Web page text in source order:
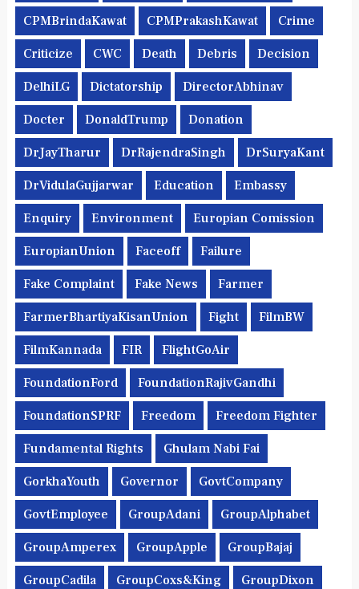
CPMBrindaKawat CPMPrakashKawat Crime
Criticize CWC Death Debris Decision
DelhiLG Dictatorship DirectorAbhinav
Docter DonaldTrump Donation
DrJayTharur DrRajendraSingh DrSuryaKant
DrVidulaGujjarwar Education Embassy
Enquiry Environment Europian Comission
EuropianUnion Faceoff Failure
Fake Complaint Fake News Farmer
FarmerBhartiyaKisanUnion Fight FilmBW
FilmKannada FIR FlightGoAir
FoundationFord FoundationRajivGandhi
FoundationSPRF Freedom Freedom Fighter
Fundamental Rights Ghulam Nabi Fai
GorkhaYouth Governor GovtCompany
GovtEmployee GroupAdani GroupAlphabet
GroupAmperex GroupApple GroupBajaj
GroupCadila GroupCoxs&King GroupDixon